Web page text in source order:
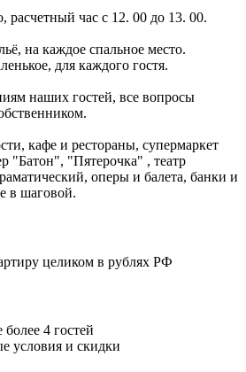
расчетный час с 12. 00 до 13. 00.
на каждое спальное место.
для каждого гостя.
наших гостей, все вопросы
кафе и рестораны, супермаркет
"Батон", "Пятерочка" , театр
оперы и балета, банки и
в шаговой.
целиком в рублях РФ
4 гостей
условия и скидки